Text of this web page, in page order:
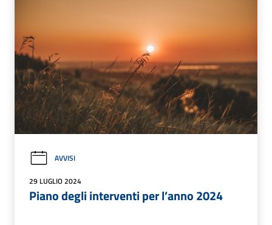
AVVISI
29 LUGLIO 2024
Piano degli interventi per l’anno 2024